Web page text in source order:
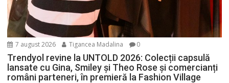
7 august 2026 Tigancea Madalina 0
Trendyol revine la UNTOLD 2026: Colecții capsulă
lansate cu Gina, Smiley și Theo Rose și comercianți
români parteneri, în premieră la Fashion Village